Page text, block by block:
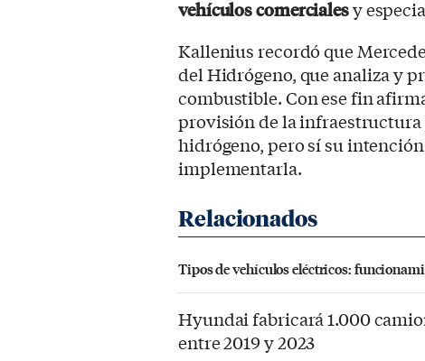
vehículos comercialesy
Kallenius recordó que
del Hidrógeno, que analiza y
combustible. Con ese fin
provisión de la infraestructura
hidrógeno, pero sí su
implementarla.
Tipos de vehículos eléctricos:
Hyundai fabricará 1.000
entre 2019 y 2023